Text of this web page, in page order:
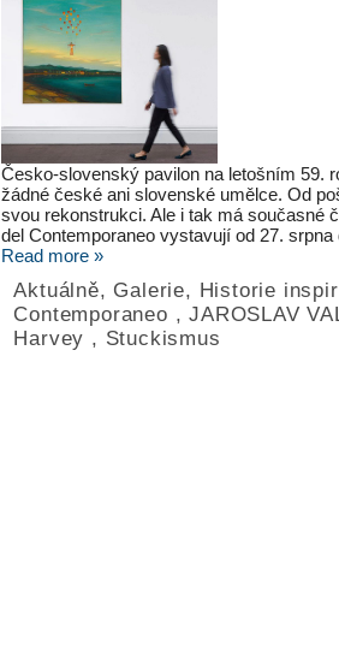
Česko-slovenský pavilon na letošním 59.
žádné české ani slovenské umělce. Od
svou rekonstrukci. Ale i tak má současné
del Contemporaneo vystavují od 27.
Read more »
Aktuálně, Galerie, Historie
Contemporaneo ,JAROSLAV
Harvey , Stuckismus